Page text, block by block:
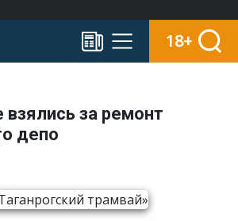
18+
взялись за ремонт
депо